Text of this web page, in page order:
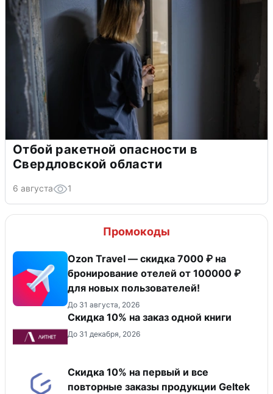
Отбой ракетной опасности в
Свердловской области
6 августа 1
Промокоды
Ozon Travel — скидка 7000 ₽ на
бронирование отелей от 100000 ₽
для новых пользователей!
До 31 августа, 2026
Скидка 10% на заказ одной книги
До 31 декабря, 2026
Скидка 10% на первый и все
повторные заказы продукции Geltek